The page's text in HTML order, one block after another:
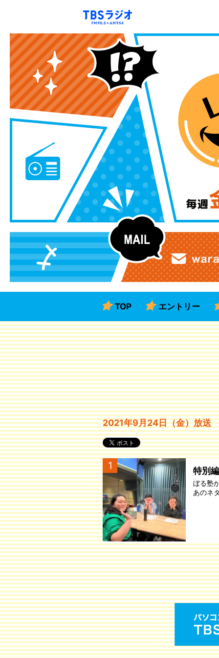
TOP エントリー
2021年9月24日（金）放送
1 特別
ぼる塾
あのネ